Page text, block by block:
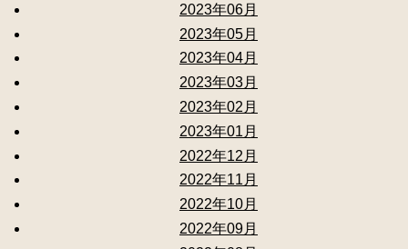
2023年06月
2023年05月
2023年04月
2023年03月
2023年02月
2023年01月
2022年12月
2022年11月
2022年10月
2022年09月